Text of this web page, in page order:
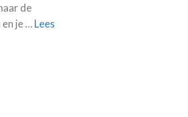
de
je …Lees